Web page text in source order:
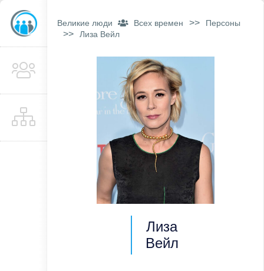
Великие люди Всех времен >> Персоны
>> Лиза Вейл
Лиза
Вейл